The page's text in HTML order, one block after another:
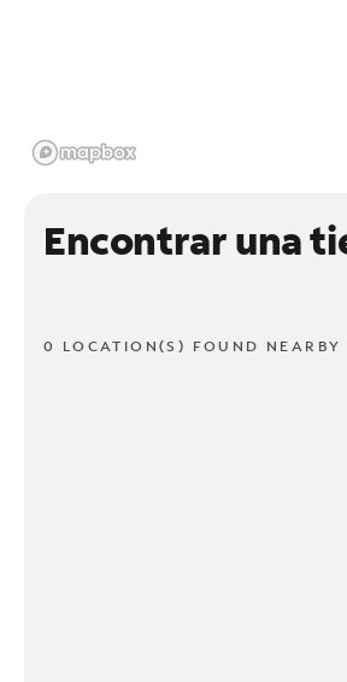
Encontrar una
0 LOCATION(S) FOUND NEARBY